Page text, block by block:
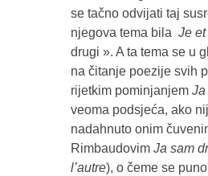
se tačno odvijati taj
njegova tema bila Je et
drugi ». A ta tema se u
na čitanje poezije svih
rijetkim pominjanjem Ja
veoma podsjeća, ako
nadahnuto onim
Rimbaudovim Ja sam
l’autre), o čeme se